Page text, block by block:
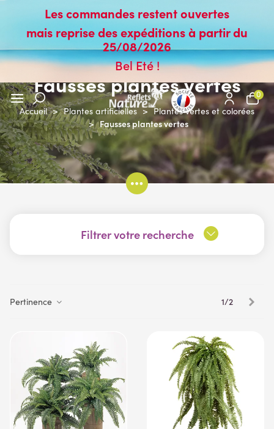
Les commandes restent ouvertes
mais reprise des expéditions à partir du
25/08/2026
Bel Eté !
0
Fausses plantes vertes
Accueil > Plantes artificielles > Plantes vertes et colorées
> Fausses plantes vertes
Filtrer votre recherche
Pertinence 1/2